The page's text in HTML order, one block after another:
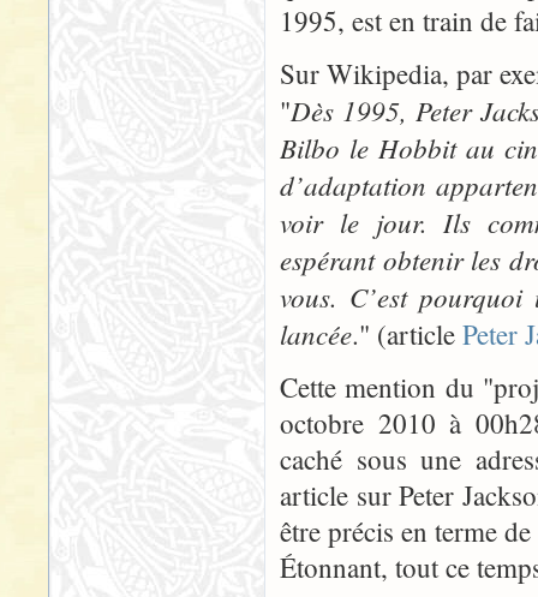
1995, est en train de
Sur Wikipedia, par
"Dès 1995, Peter
Bilbo le Hobbit au
d’adaptation
voir le jour. Ils
espérant obtenir les
vous. C’est
lancée." (article Peter
Cette mention du
octobre 2010 à
caché sous une
article sur Peter
être précis en terme
Étonnant, tout ce